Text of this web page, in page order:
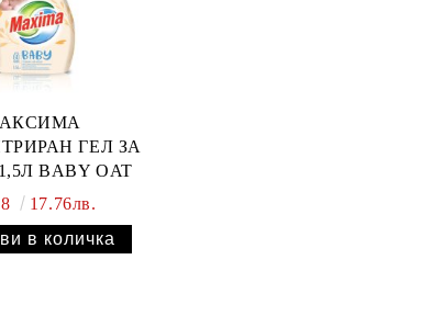
ГЕЛ ЗА
BABY OAT
17.76лв.